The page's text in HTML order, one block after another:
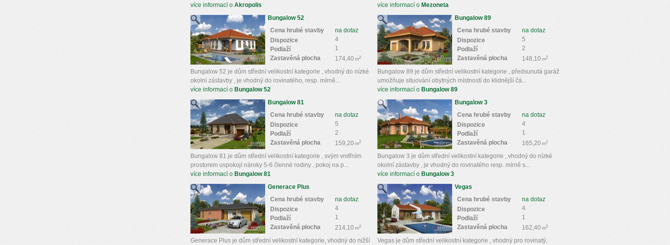
více informací o Akropolis
více informací o Mezoneta
Bungalow 52
na dotaz
Cena hrubé stavby
4
Dispozice
1
Podlaží
174,40m2
Zastavěná plocha
Bungalow 52 je dům střední velikostní kategorie , vhodný do nízké
okolní zástavby , je vhodný do rovinatého, resp. mírně...
více informací o Bungalow 52
Bungalow 89
na dotaz
Cena hrubé stavby
5
Dispozice
2
Podlaží
148,10 m2
Zastavěná plocha
Bungalow 89 je dům střední velikostní kategorie , předsunutá garáž
umožňuje situování obytných místností do klidnější čá...
více informací o Bungalow 89
Bungalow 81
na dotaz
Cena hrubé stavby
5
Dispozice
2
Podlaží
159,20m2
Zastavěná plocha
Bungalow 81 je dům střední velikostní kategorie , svým vnitřním
prostorem uspokojí nároky 5-6 členné rodiny , pokoj na p...
více informací o Bungalow 81
Bungalow 3
na dotaz
Cena hrubé stavby
4
Dispozice
1
Podlaží
165,20 m2
Zastavěná plocha
Bungalow 3 je dům střední velikostní kategorie , vhodný do nízké
okolní zástavby , je vhodný do rovinatého resp. mírně s...
více informací o Bungalow 3
Generace Plus
na dotaz
Cena hrubé stavby
4
Dispozice
1
Podlaží
214,10m2
Zastavěná plocha
Generace Plus je dům střední velikostní kategorie, vhodný do nižší
Vegas
na dotaz
Cena hrubé stavby
4
Dispozice
1
Podlaží
162,40 m2
Zastavěná plocha
Vegas je dům střední velikostní kategorie , vhodný pro rovinatý,